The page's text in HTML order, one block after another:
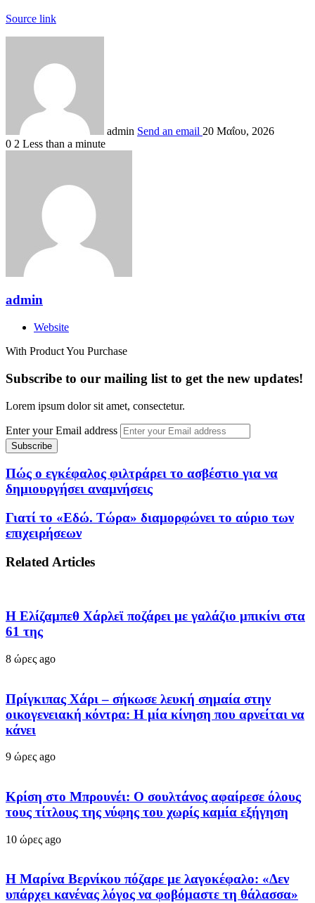
Source link
admin Send an email 20 Μαΐου, 2026
0 2 Less than a minute
admin
Website
With Product You Purchase
Subscribe to our mailing list to get the new updates!
Lorem ipsum dolor sit amet, consectetur.
Enter your Email address
Πώς ο εγκέφαλος φιλτράρει το ασβέστιο για να
δημιουργήσει αναμνήσεις
Γιατί το «Εδώ. Τώρα» διαμορφώνει το αύριο των
επιχειρήσεων
Related Articles
Η Ελίζαμπεθ Χάρλεϊ ποζάρει με γαλάζιο μπικίνι στα
61 της
8 ώρες ago
Πρίγκιπας Χάρι – σήκωσε λευκή σημαία στην
οικογενειακή κόντρα: Η μία κίνηση που αρνείται να
κάνει
9 ώρες ago
Κρίση στο Μπρουνέι: Ο σουλτάνος αφαίρεσε όλους
τους τίτλους της νύφης του χωρίς καμία εξήγηση
10 ώρες ago
Η Μαρίνα Βερνίκου πόζαρε με λαγοκέφαλο: «Δεν
υπάρχει κανένας λόγος να φοβόμαστε τη θάλασσα»